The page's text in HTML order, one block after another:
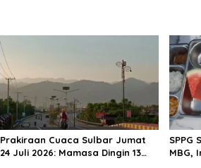
Prakiraan Cuaca Sulbar Jumat
24 Juli 2026: Mamasa Dingin 13
SPPG
MBG,